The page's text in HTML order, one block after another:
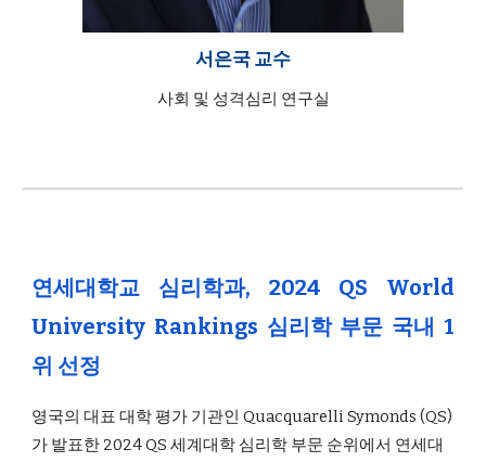
서은국교수
사회 및 성격심리 연구실
연세대학교 심리학과, 2024 QS World
University Rankings 심리학 부문 국내 1
위 선정
영국의 대표 대학 평가 기관인 Quacquarelli Symonds (QS)
가 발표한 2024 QS 세계대학 심리학 부문 순위에서 연세대